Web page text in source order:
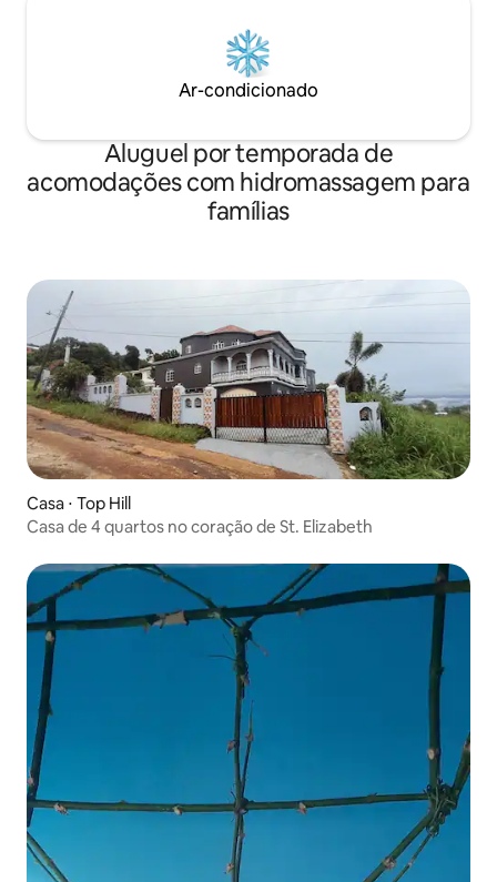
Ar-condicionado
Aluguel por temporada de
acomodações com hidromassagem para
famílias
Casa ⋅ Top Hill
Casa de 4 quartos no coração de St. Elizabeth